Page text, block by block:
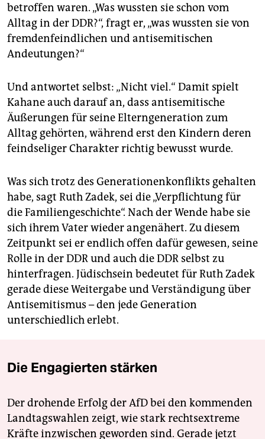
betroffen waren. „Was wussten sie schon vom
Alltag in der DDR?“, fragt er, „was wussten sie von
fremdenfeindlichen und antisemitischen
Andeutungen?“
Und antwortet selbst: „Nicht viel.“ Damit spielt
Kahane auch darauf an, dass antisemitische
Äußerungen für seine Elterngeneration zum
Alltag gehörten, während erst den Kindern deren
feindseliger Charakter richtig bewusst wurde.
Was sich trotz des Generationenkonflikts gehalten
habe, sagt Ruth Zadek, sei die „Verpflichtung für
die Familiengeschichte“. Nach der Wende habe sie
sich ihrem Vater wieder angenähert. Zu diesem
Zeitpunkt sei er endlich offen dafür gewesen, seine
Rolle in der DDR und auch die DDR selbst zu
hinterfragen. Jüdischsein bedeutet für Ruth Zadek
gerade diese Weitergabe und Verständigung über
Antisemitismus – den jede Generation
unterschiedlich erlebt.
Die Engagierten stärken
Der drohende Erfolg der AfD bei den kommenden
Landtagswahlen zeigt, wie stark rechtsextreme
Kräfte inzwischen geworden sind. Gerade jetzt